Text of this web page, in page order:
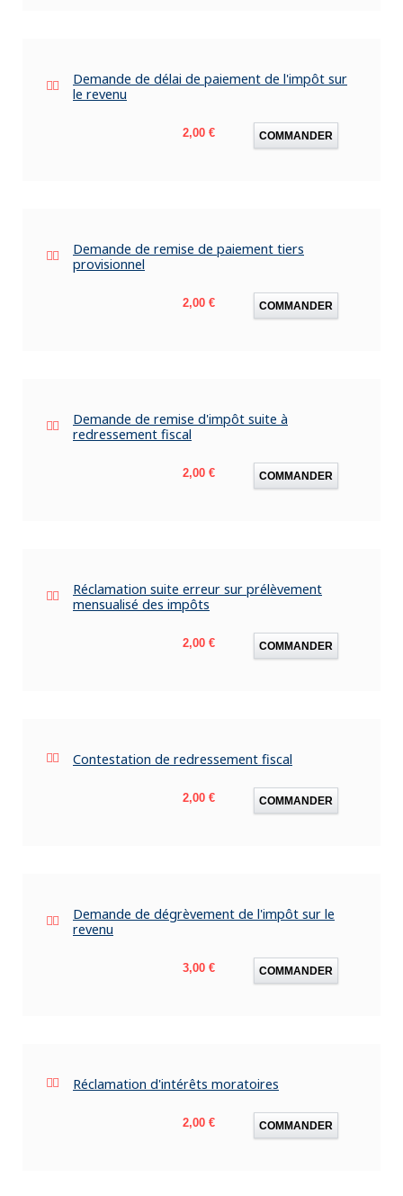
Demande de délai de paiement de l'impôt sur
le revenu
Prix
2,00 € COMMANDER
Demande de remise de paiement tiers
provisionnel
Prix
2,00 € COMMANDER
Demande de remise d'impôt suite à
redressement fiscal
Prix
2,00 € COMMANDER
Réclamation suite erreur sur prélèvement
mensualisé des impôts
Prix
2,00 € COMMANDER
Contestation de redressement fiscal
Prix
2,00 € COMMANDER
Demande de dégrèvement de l'impôt sur le
revenu
Prix
3,00 € COMMANDER
Réclamation d'intérêts moratoires
Prix
2,00 € COMMANDER